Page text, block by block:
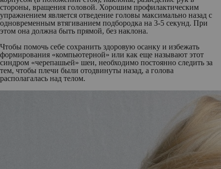
стороны, вращения головой. Хорошим профилактическим
упражнением является отведение головы максимально назад с
одновременным втягиванием подбородка на 3-5 секунд. При
этом она должна быть прямой, без наклона.
Чтобы помочь себе сохранить здоровую осанку и избежать
формирования «компьютерной» или как еще называют этот
синдром «черепашьей» шеи, необходимо постоянно следить за
тем, чтобы плечи были отодвинуты назад, а голова
располагалась над телом.